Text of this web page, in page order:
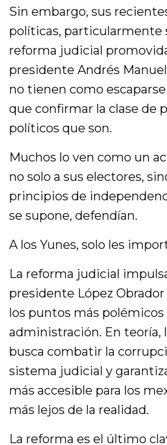
Sin embargo, sus
políticas, particularmente
reforma judicial
presidente Andrés
no tienen como
que confirmar la clase de
políticos que son.
Muchos lo ven como un
no solo a sus electores,
principios de
se supone, defendían.
A los Yunes, solo les
La reforma judicial
presidente López
los puntos más polémicos
administración. En teoría,
busca combatir la
sistema judicial y
más accesible para los
más lejos de la realidad.
La reforma es el último